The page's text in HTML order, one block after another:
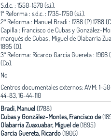
S.d.c. : 1550-1570 (s.i.).
1ª Reforma : s.d.c. : 1735-1750 (s.i.).
2ª Reforma : Manuel Bradi : 1788 (P) 1788
Capilla : Francisco de Cubas y González-
marqués de Cubas , Miguel de Olabarría
1895 (O).
3ª Reforma: Ricardo García Guereta : 1906
(Co).
No
Centros documentales externos: AVM: 1-
44-83, 16-44-110
Bradi, Manuel(1788)
Cubas y González-Montes, Francisco de
Olabarría Zuaxuabar, Miguel de(1895)
García Guereta, Ricardo(1906)